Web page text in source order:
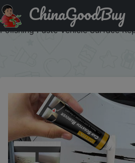
Купить по акции: Car Scratch
Auto Body Grinding Compound
Polishing Paste Vehicle Surface
ChinaGoodBuy